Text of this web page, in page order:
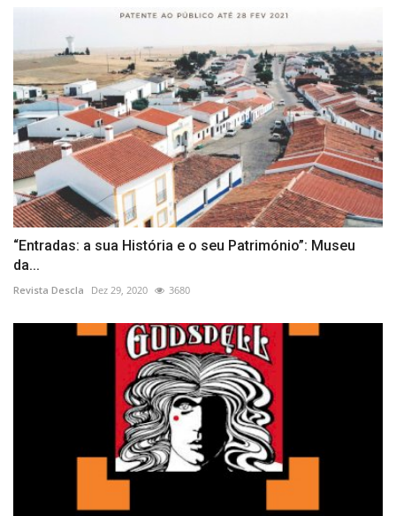
“Entradas: a sua História e o seu Património”: Museu
da...
Revista Descla Dez 29, 2020 3680